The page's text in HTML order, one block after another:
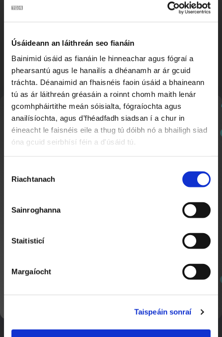
Úsáideann an láithreán seo fianáin
Bainimid úsáid as fianáin le hinneachar agus fógraí a
phearsantú agus le hanailís a dhéanamh ar ár gcuid
tráchta. Déanaimid an fhaisnéis faoin úsáid a bhaineann
tú as ár láithreán gréasáin a roinnt chomh maith lenár
gcomhpháirtithe meán sóisialta, fógraíochta agus
anailísíochta, agus d’fhéadfadh siadsan í a chur in
éineacht le faisnéis eile a thug tú dóibh nó a bhailigh siad
óna gcuid seirbhísí féin a d'úsáid tú.
Toilithe
Riachtanach
Sainroghanna
Staitisticí
Margaíocht
Taispeáin sonraí
Búm Búm | Rithim Samba 🪇
Seachtain Scútáil ar Scoil 1:31
1:17
Nuachtlitir